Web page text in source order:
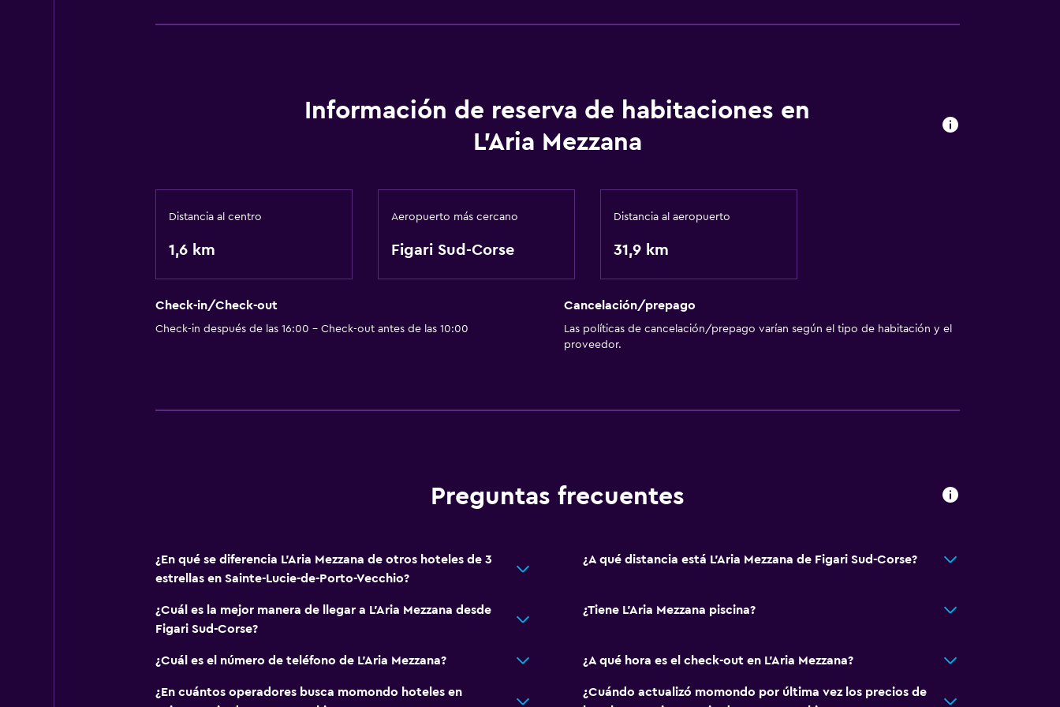
Información de reserva de habitaciones en
L'Aria Mezzana
Distancia al centro
1,6 km
Aeropuerto más cercano
Figari Sud-Corse
Distancia al aeropuerto
31,9 km
Check-in/Check-out
Check-in después de las 16:00 - Check-out antes de las 10:00
Cancelación/prepago
Las políticas de cancelación/prepago varían según el tipo de habitación y el
proveedor.
Preguntas frecuentes
¿En qué se diferencia L'Aria Mezzana de otros hoteles de 3
estrellas en Sainte-Lucie-de-Porto-Vecchio?
¿A qué distancia está L'Aria Mezzana de Figari Sud-Corse?
¿Cuál es la mejor manera de llegar a L'Aria Mezzana desde
Figari Sud-Corse?
¿Tiene L'Aria Mezzana piscina?
¿Cuál es el número de teléfono de L'Aria Mezzana? ¿A qué hora es el check-out en L'Aria Mezzana?
¿En cuántos operadores busca momondo hoteles en
¿Cuándo actualizó momondo por última vez los precios de